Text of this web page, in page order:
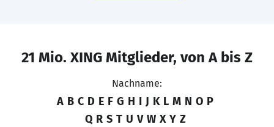
21 Mio. XING Mitglieder, von A bis Z
Nachname:
A B C D E F G H I J K L M N O P
Q R S T U V W X Y Z